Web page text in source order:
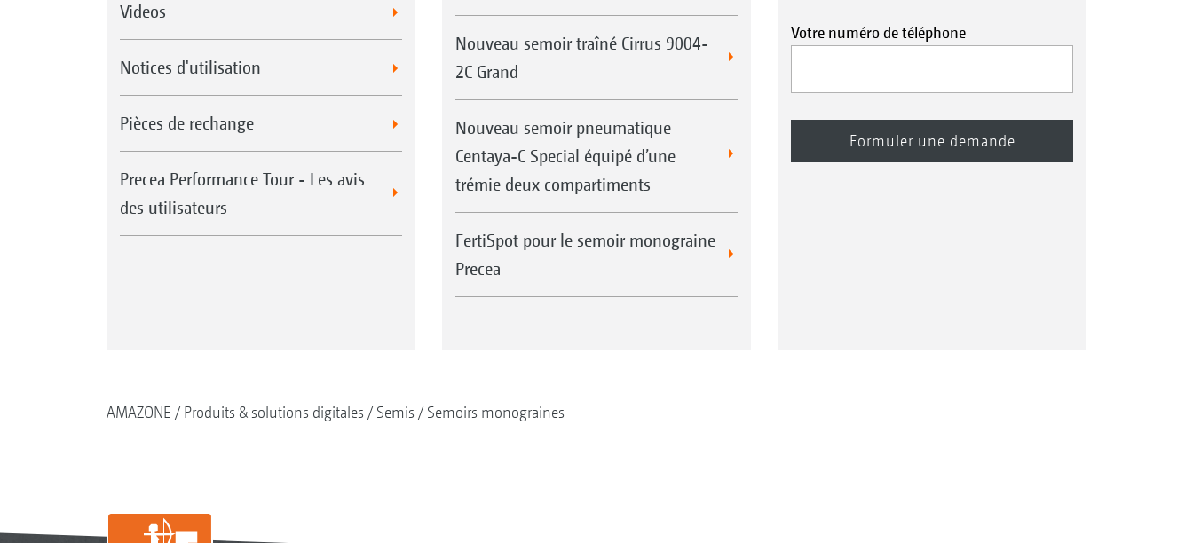
Videos
Notices d'utilisation
Pièces de rechange
Precea Performance Tour - Les avis
des utilisateurs
Nouveau semoir traîné Cirrus 9004-
2C Grand
Nouveau semoir pneumatique
Centaya-C Special équipé d’une
trémie deux compartiments
FertiSpot pour le semoir monograine
Precea
Votre numéro de téléphone
AMAZONE Produits & solutions digitales Semis Semoirs monograines